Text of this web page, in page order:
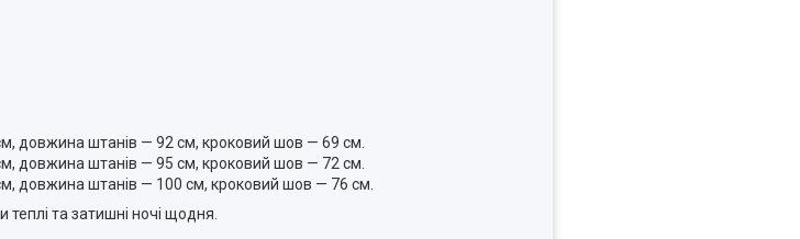
довжина штанів — 92 см, кроковий шов — 69 см.
довжина штанів — 95 см, кроковий шов — 72 см.
довжина штанів — 100 см, кроковий шов — 76 см.
та затишні ночі щодня.